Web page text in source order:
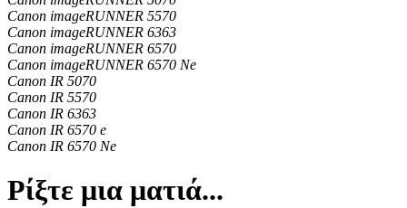
Canon imageRUNNER 5570
Canon imageRUNNER 6363
Canon imageRUNNER 6570
Canon imageRUNNER 6570 Ne
Canon IR 5070
Canon IR 5570
Canon IR 6363
Canon IR 6570 e
Canon IR 6570 Ne
Ρίξτε μια ματιά...